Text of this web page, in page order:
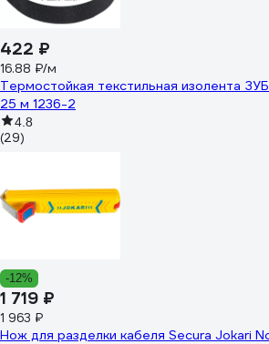
422 ₽
16.88 ₽/м
Термостойкая текстильная изолента
25 м 1236-2
4.8
(29)
-12%
1 719 ₽
1 963 ₽
Нож для разделки кабеля Secura Jokari